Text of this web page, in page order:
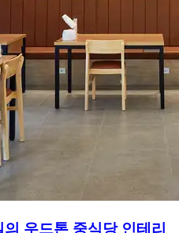
우드톤 중식당 인테리